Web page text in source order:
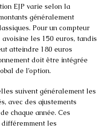
EJP varie selon la
généralement
Pour un compteur
avoisine les 150 euros, tandis
atteindre 180 euros
doit être intégrée
de l’option.
suivent généralement les
avec des ajustements
chaque année. Ces
les